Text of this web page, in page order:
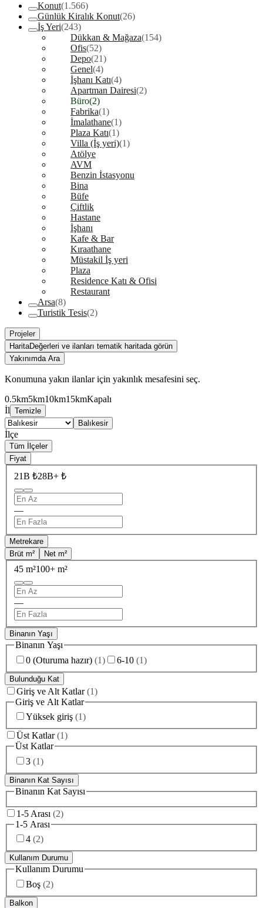
Konut(1.566)
Günlük Kiralık Konut(26)
İş Yeri(243)
Dükkan & Mağaza(154)
Ofis(52)
Depo(21)
Genel(4)
İşhanı Katı(4)
Apartman Dairesi(2)
Büro(2)
Fabrika(1)
İmalathane(1)
Plaza Katı(1)
Villa (İş yeri)(1)
Atölye
AVM
Benzin İstasyonu
Bina
Büfe
Çiftlik
Hastane
İşhanı
Kafe & Bar
Kıraathane
Müstakil İş yeri
Plaza
Residence Katı & Ofisi
Restaurant
Arsa(8)
Turistik Tesis(2)
Projeler
HaritaDeğerleri ve ilanları tematik haritada görün
Yakınımda Ara
Konumuna yakın ilanlar için yakınlık mesafesini seç.
0.5km5km10km15kmKapalı
İl Temizle
Balıkesir
İlçe
Tüm İlçeler
Fiyat
21B ₺28B+ ₺
—
Metrekare
Brüt m²
Net m²
45 m²100+ m²
—
Binanın Yaşı
Binanın Yaşı
0 (Oturuma hazır) (1) 6-10 (1)
Bulunduğu Kat
Giriş ve Alt Katlar (1)
Giriş ve Alt Katlar
Yüksek giriş (1)
Üst Katlar (1)
Üst Katlar
3 (1)
Binanın Kat Sayısı
Binanın Kat Sayısı
1-5 Arası (2)
1-5 Arası
4 (2)
Kullanım Durumu
Kullanım Durumu
Boş (2)
Balkon